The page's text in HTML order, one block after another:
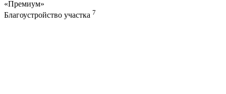
«Премиум»
Благоустройство участка 7